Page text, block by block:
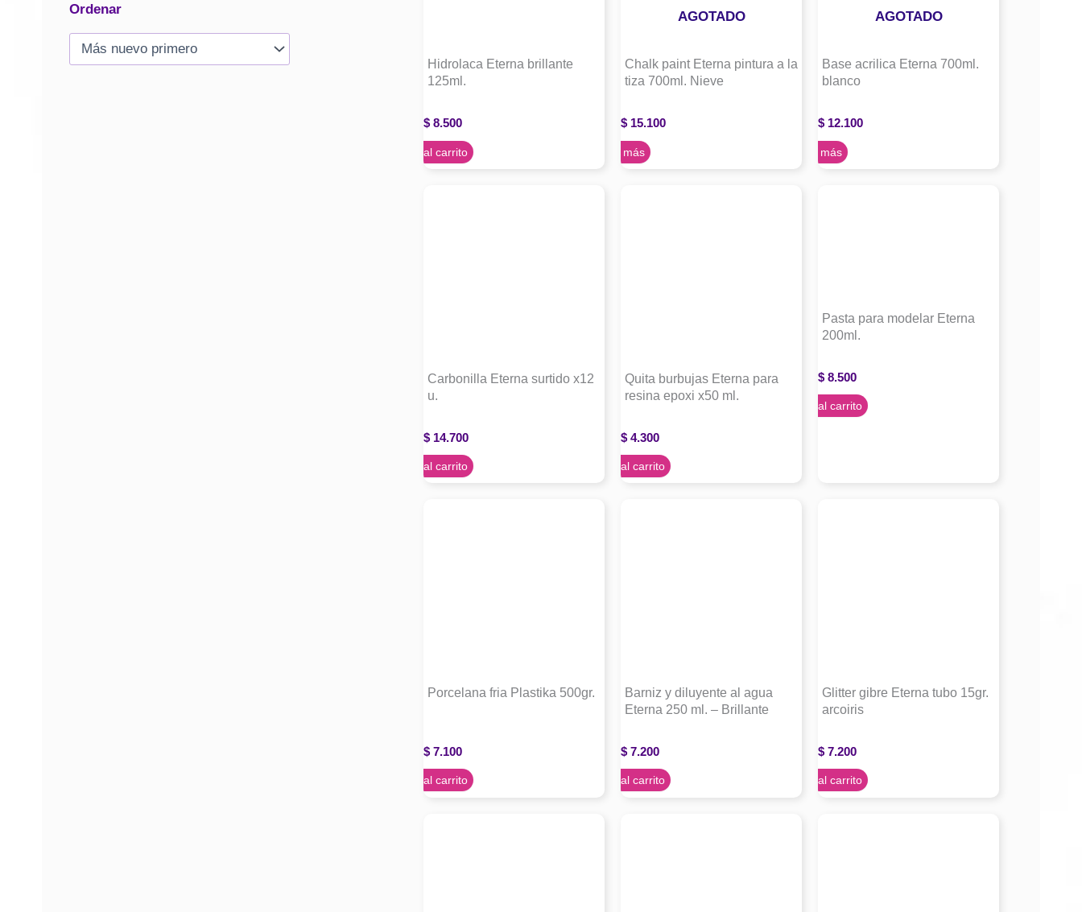
Ordenar
Hidrolaca Eterna brillante
125ml.
$ 8.500
Agregar al carrito
AGOTADO
Chalk paint Eterna pintura a la
tiza 700ml. Nieve
$ 15.100
Leer más
AGOTADO
Base acrilica Eterna 700ml.
blanco
$ 12.100
Leer más
Carbonilla Eterna surtido x12
u.
$ 14.700
Agregar al carrito
Quita burbujas Eterna para
resina epoxi x50 ml.
$ 4.300
Agregar al carrito
Pasta para modelar Eterna
200ml.
$ 8.500
Agregar al carrito
Porcelana fria Plastika 500gr.
$ 7.100
Agregar al carrito
Barniz y diluyente al agua
Eterna 250 ml. – Brillante
$ 7.200
Agregar al carrito
Glitter gibre Eterna tubo 15gr.
arcoiris
$ 7.200
Agregar al carrito